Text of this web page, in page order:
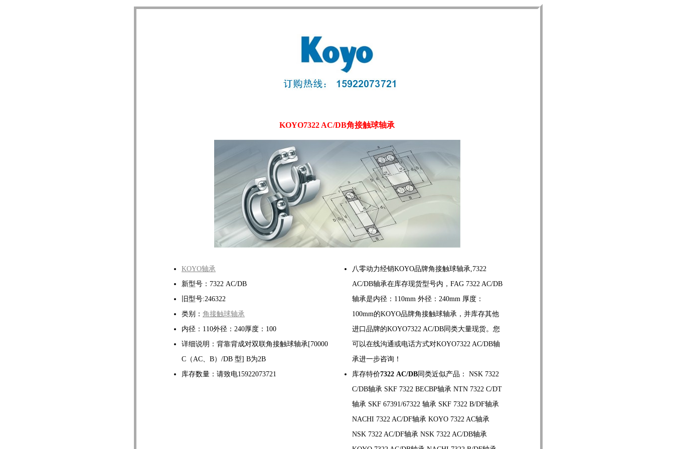
KOYO7322 AC/DB角接触球轴承
KOYO轴承
新型号：7322 AC/DB
旧型号:246322
类别： 角接触球轴承
内径：110外径：240厚度：100
详细说明：背靠背成对双联角接触球轴承[70000
C（AC、B）/DB 型] B为2B
库存数量：请致电15922073721
八零动力经销KOYO品牌角接触球轴承,7322
AC/DB轴承在库存现货型号内，FAG 7322 AC/DB
轴承是内径：110mm 外径：240mm 厚度：
100mm的KOYO品牌角接触球轴承，并库存其他
进口品牌的KOYO7322 AC/DB同类大量现货。您
可以在线沟通或电话方式对KOYO7322 AC/DB轴
承进一步咨询！
库存特价7322 AC/DB 同类近似产品： NSK 7322
C/DB轴承 SKF 7322 BECBP轴承 NTN 7322 C/DT
轴承 SKF 67391/67322 轴承 SKF 7322 B/DF轴承
NACHI 7322 AC/DF轴承 KOYO 7322 AC轴承
NSK 7322 AC/DF轴承 NSK 7322 AC/DB轴承